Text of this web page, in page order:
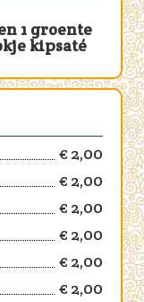
1 groente
kipsaté
€ 2,00
€ 2,00
€ 2,00
€ 2,00
€ 2,00
€ 2,00